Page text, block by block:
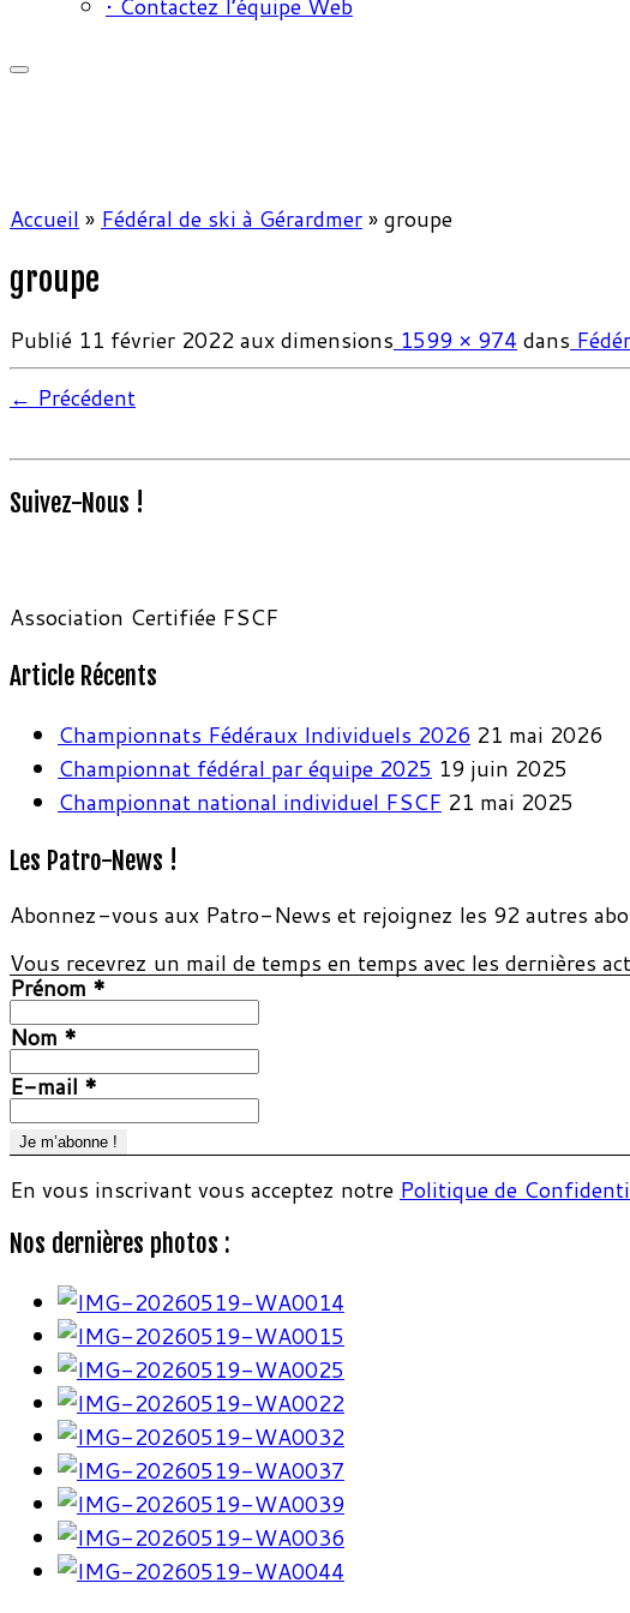
• Contactez l’équipe Web
Accueil » Fédéral de ski à Gérardmer»groupe
groupe
Publié 11 février 2022aux dimensions 1599 × 974 dans
← Précédent
Suivez-Nous !
Association Certifiée FSCF
Article Récents
Championnats Fédéraux Individuels 2026 21 mai 2026
Championnat fédéral par équipe 2025 19 juin 2025
Championnat national individuel FSCF 21 mai 2025
Les Patro-News !
Abonnez-vous aux Patro-News et rejoignez les 92 autres
Vous recevrez un mail de temps en temps avec les dernières
Prénom *
Nom *
E-mail *
En vous inscrivant vous acceptez notre Politique de
Nos dernières photos :